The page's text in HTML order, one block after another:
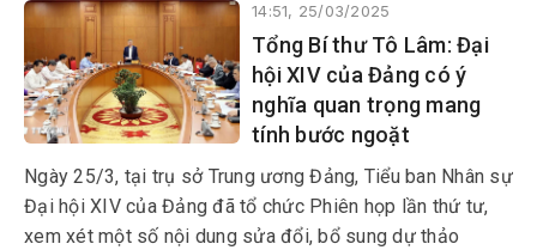
14:51, 25/03/2025
Tổng Bí thư Tô Lâm: Đại
hội XIV của Đảng có ý
nghĩa quan trọng mang
tính bước ngoặt
Ngày 25/3, tại trụ sở Trung ương Đảng, Tiểu ban Nhân sự
Đại hội XIV của Đảng đã tổ chức Phiên họp lần thứ tư,
xem xét một số nội dung sửa đổi, bổ sung dự thảo